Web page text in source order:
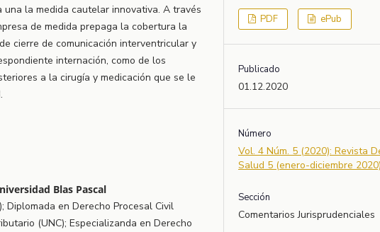
la medida cautelar innovativa. A través
de medida prepaga la cobertura la
cierre de comunicación interventricular y
internación, como de los
a la cirugía y medicación que se le
Blas Pascal
Diplomada en Derecho Procesal Civil
(UNC); Especializanda en Derecho
PDF ePub
Publicado
01.12.2020
Número
Vol. 4 Núm. 5 (2020): Revista
Salud 5 (enero-diciembre 2020)
Sección
Comentarios Jurisprudenciales